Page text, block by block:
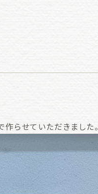
らせていただきました。